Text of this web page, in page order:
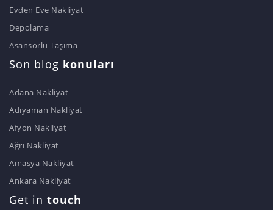
Evden Eve Nakliyat
Depolama
Asansörlü Taşıma
Son blog konuları
Adana Nakliyat
Adıyaman Nakliyat
Afyon Nakliyat
Ağrı Nakliyat
Amasya Nakliyat
Ankara Nakliyat
Get in touch